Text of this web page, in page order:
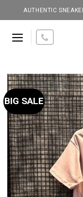
to
AUTHENTIC
BIG SALE